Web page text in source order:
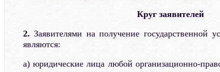
Круг заявителей
2. Заявителями на получение государственной
являются:
а) юридические лица любой организационно-